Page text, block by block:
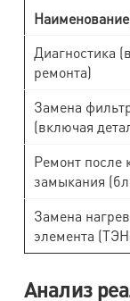
Наименование
Диагностика
ремонта)
Замена
(включая
Ремонт после
замыкания
Замена
элемента
Анализ